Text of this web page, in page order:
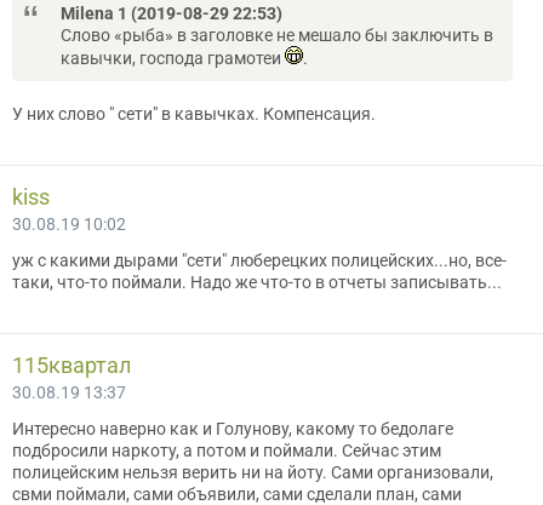
Мilena 1 (2019-08-29 22:53)
Слово «рыба» в заголовке не мешало бы заключить в
кавычки, господа грамотеи
.
У них слово " сети" в кавычках. Компенсация.
kiss
30.08.19 10:02
уж с какими дырами "сети" люберецких полицейских...но, все-
таки, что-то поймали. Надо же что-то в отчеты записывать...
115квартал
30.08.19 13:37
Интересно наверно как и Голунову, какому то бедолаге
подбросили наркоту, а потом и поймали. Сейчас этим
полицейским нельзя верить ни на йоту. Сами организовали,
свми поймали, сами объявили, сами сделали план, сами